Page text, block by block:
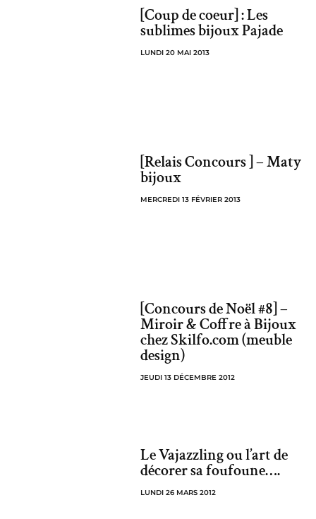
[Coup de coeur] : Les
sublimes bijoux Pajade
LUNDI 20 MAI 2013
[Relais Concours ] – Maty
bijoux
MERCREDI 13 FÉVRIER 2013
[Concours de Noël #8] –
Miroir & Coffre à Bijoux
chez Skilfo.com (meuble
design)
JEUDI 13 DÉCEMBRE 2012
Le Vajazzling ou l’art de
décorer sa foufoune….
LUNDI 26 MARS 2012